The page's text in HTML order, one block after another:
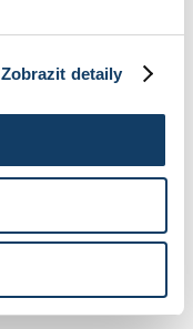
Zobrazit detaily